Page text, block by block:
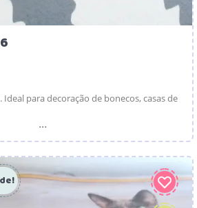
para decoração de bonecos, casas de
...